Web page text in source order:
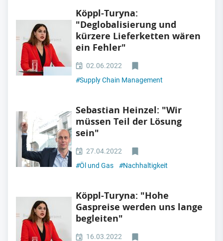
Köppl-Turyna:
"Deglobalisierung und
kürzere Lieferketten wären
ein Fehler"
02.06.2022
#Supply Chain Management
Sebastian Heinzel: "Wir
müssen Teil der Lösung
sein"
27.04.2022
#Öl und Gas #Nachhaltigkeit
Köppl-Turyna: "Hohe
Gaspreise werden uns lange
begleiten"
16.03.2022